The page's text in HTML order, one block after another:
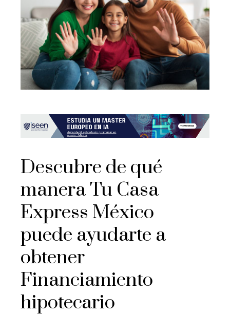
Descubre de qué
manera Tu Casa
Express México
puede ayudarte a
obtener
Financiamiento
hipotecario